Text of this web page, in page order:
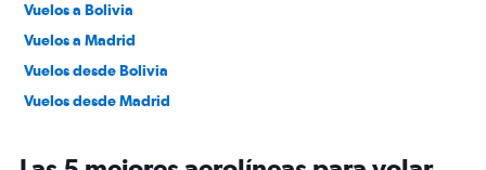
Vuelos a Bolivia
Vuelos a Madrid
Vuelos desde Bolivia
Vuelos desde Madrid